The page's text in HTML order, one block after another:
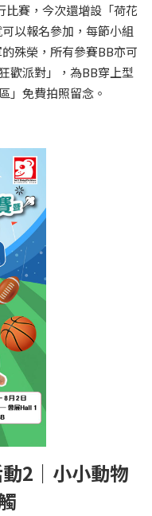
比賽，今次還增設「荷花
以報名參加，每節小組
殊榮，所有參賽BB亦可
歡派對」，為BB穿上型
」免費拍照留念。
2｜小小動物